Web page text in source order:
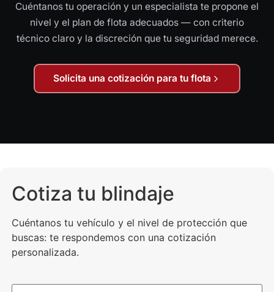
Cuéntanos tu operación y un especialista te propone el
nivel y el plan de flota adecuados — con criterio
técnico claro y la discreción que tu seguridad merece.
Solicita una cotización para tu flota
Cotiza tu blindaje
Cuéntanos tu vehículo y el nivel de protección que
buscas: te respondemos con una cotización
personalizada.